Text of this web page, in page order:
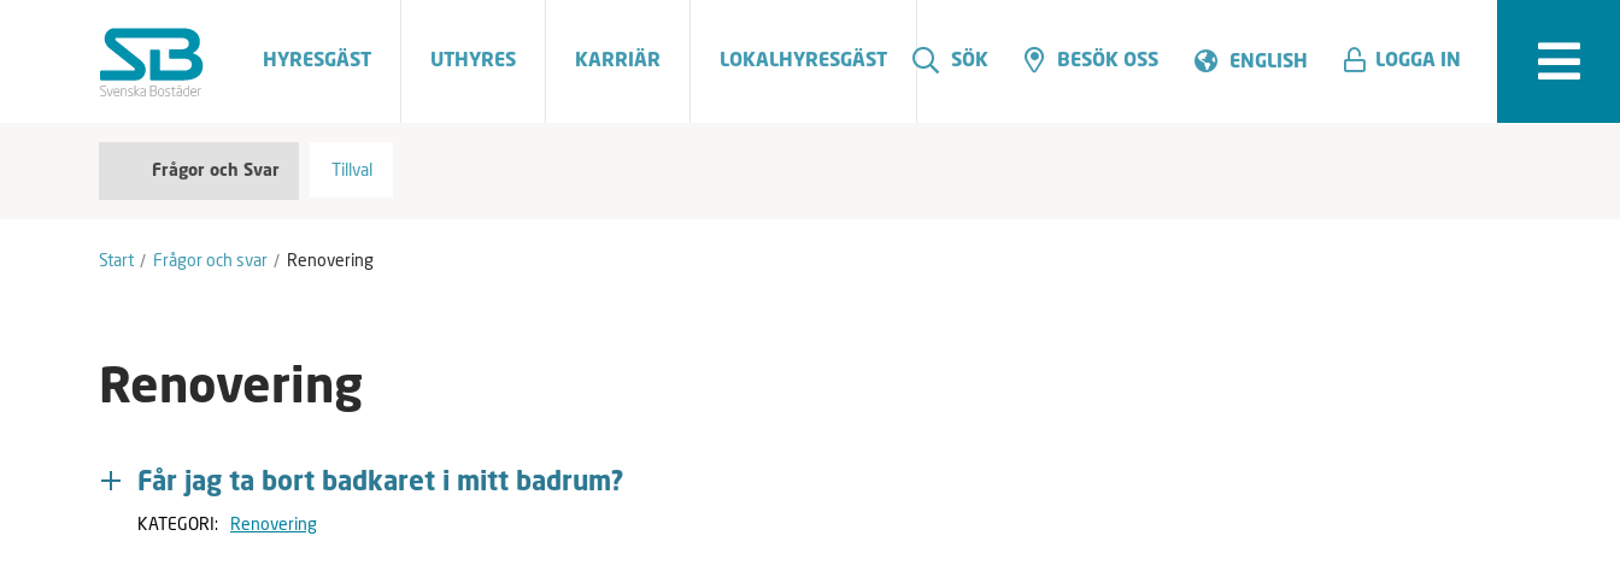
HYRESGÄST UTHYRES KARRIÄR LOKALHYRESGÄST SÖK BESÖK OSS ENGLISH LOGGA IN
Frågor och Svar
r
S
k
Tillval
Start Frågor och svar Renovering
Renovering
Får jag ta bort badkaret i mitt badrum?
KATEGORI: Renovering